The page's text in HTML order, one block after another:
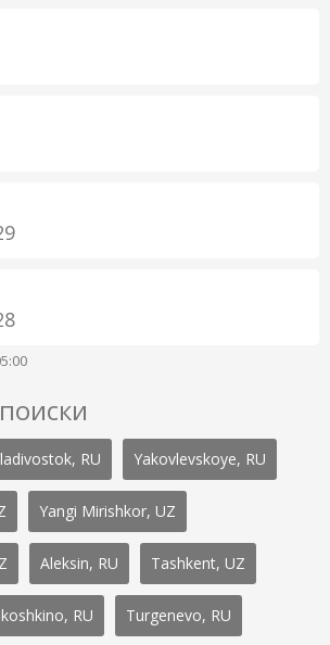
RU Yakovlevskoye, RU
Yangi Mirishkor, UZ
Aleksin, RU Tashkent, UZ
RU Turgenevo, RU